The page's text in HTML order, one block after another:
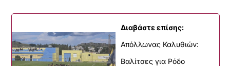
Διαβάστε επίσης:
Απόλλωνας Καλυθιών:
Βαλίτσες για Ρόδο